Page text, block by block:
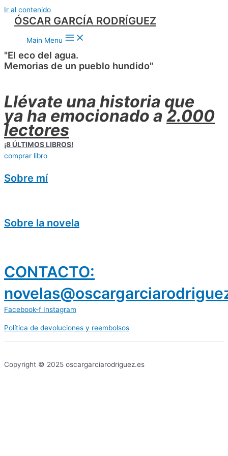
Ir al contenido
ÓSCAR GARCÍA RODRÍGUEZ
Main Menu
"El eco del agua.
Memorias de un pueblo hundido"
Llévate una historia que
ya ha emocionado a 2.000
lectores
¡8 ÚLTIMOS LIBROS!
comprar libro
Sobre mí
Sobre la novela
CONTACTO:
Facebook-f Instagram
Política de devoluciones y reembolsos
Copyright © 2025 oscargarciarodriguez.es